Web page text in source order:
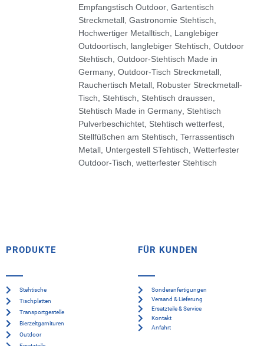
Empfangstisch Outdoor Gartentisch
Streckmetall Gastronomie Stehtisch
Hochwertiger Metalltisch
Langlebiger
Outdoortisch
langlebiger Stehtisch Outdoor
Stehtisch Outdoor-Stehtisch Made in
Germany Outdoor-Tisch Streckmetall
Rauchertisch Metall Robuster Streckmetall-
Tisch
Stehtisch Stehtisch draussen
Stehtisch Made in Germany Stehtisch
Pulverbeschichtet Stehtisch wetterfest
Stellfüßchen am Stehtisch Terrassentisch
Metall Untergestell STehtisch Wetterfester
Outdoor-Tisch wetterfester Stehtisch
PRODUKTE
Stehtische
Tischplatten
Transportgestelle
Bierzeltgarnituren
Outdoor
FÜR KUNDEN
Sonderanfertigungen
Versand & Lieferung
Ersatzteile & Service
Kontakt
Anfahrt